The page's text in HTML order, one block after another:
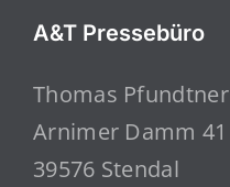
A&T Pressebüro
Thomas Pfundtner
Arnimer Damm 41
39576 Stendal